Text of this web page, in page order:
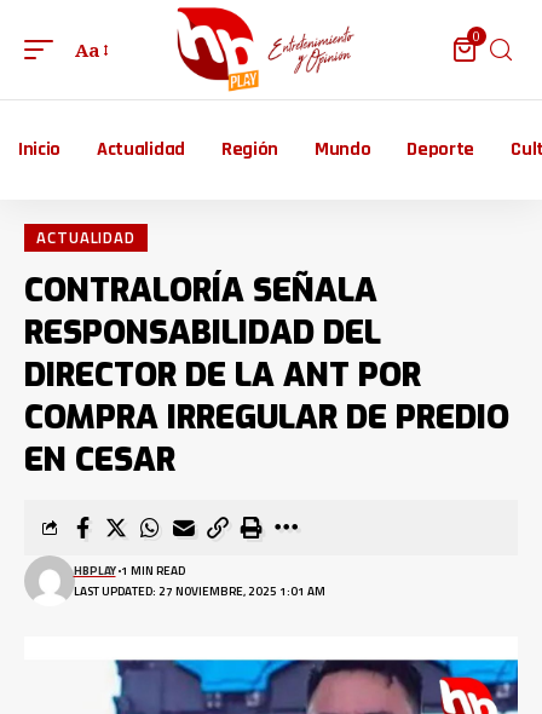
Aa
0
Inicio Actualidad Región Mundo Deporte
ACTUALIDAD
CONTRALORÍA SEÑALA
RESPONSABILIDAD DEL
DIRECTOR DE LA ANT POR
COMPRA IRREGULAR DE PREDIO
EN CESAR
LAST UPDATED: 27 NOVIEMBRE, 2025 1:01 AM
HBPLAY 1 MIN READ